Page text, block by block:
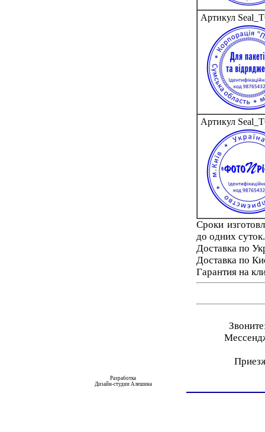
Артикул
Артикул
Cроки
до одних суток.
Доставка по
Доставка по
Гарантия на
Разработка
Дизайн-студии Алешина